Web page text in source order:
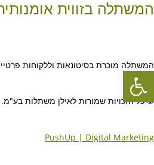
המשתלה בזווית
המשתלה מוכרת בסיטונאות וללקוחות פרטיים, בתיאום מראש- 054-
© כל הזכויות שמורות לאילן משתלות
PushUp | Digital Marketing
פתח סרגל נגישות